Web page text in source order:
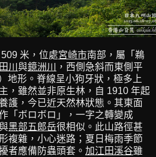
509 米，位處宮崎市南部，屬「鵜
川 與鏡洲川
，西側急斜而東側平
地形。脊線呈小狗牙狀，極多上
，雖然並非原生林，自 1910 年起
護，今已近天然林狀態。其東面
「ボロボロ」，一字之轉變成
黑部五郎岳很相似。此山路徑甚
複雜，小心迷路；夏日梅雨季節
者應備防蟲頭套。 加江田溪谷雖